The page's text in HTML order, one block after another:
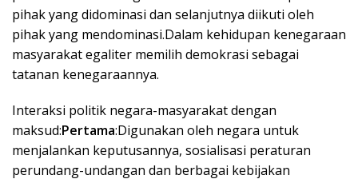
pihak yang didominasi dan selanjutnya diikuti oleh
pihak yang mendominasi.Dalam kehidupan kenegaraan
masyarakat egaliter memilih demokrasi sebagai
tatanan kenegaraannya.
Interaksi politik negara-masyarakat dengan
maksud:Pertama:Digunakan oleh negara untuk
menjalankan keputusannya, sosialisasi peraturan
perundang-undangan dan berbagai kebijakan